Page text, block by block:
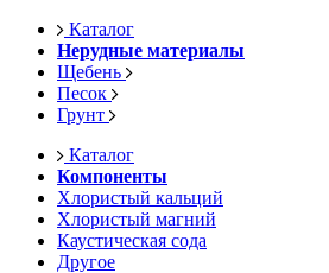
Каталог
Нерудные материалы
Щебень
Песок
Грунт
Каталог
Компоненты
Хлористый кальций
Хлористый магний
Каустическая сода
Другое